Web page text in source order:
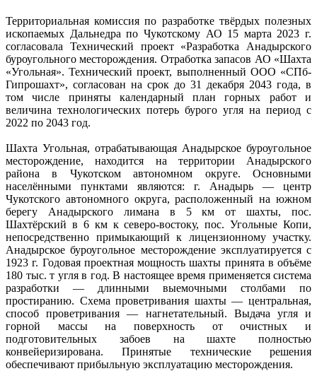
Территориальная комиссия по разработке твёрдых полезных
ископаемых Дальнедра по Чукотскому АО 15 марта 2023 г.
согласовала Технический проект «Разработка Анадырского
буроугольного месторождения. Отработка запасов АО «Шахта
«Угольная». Технический проект, выполненный ООО «СПб-
Гипрошахт», согласован на срок до 31 декабря 2043 года, в
том числе приняты календарный план горных работ и
величина технологических потерь бурого угля на период с
2022 по 2043 год.
Шахта Угольная, отрабатывающая Анадырское буроугольное
месторождение, находится на территории Анадырского
района в Чукотском автономном округе. Основными
населёнными пунктами являются: г. Анадырь — центр
Чукотского автономного округа, расположенный на южном
берегу Анадырского лимана в 5 км от шахты, пос.
Шахтёрский в 6 км к северо-востоку, пос. Угольные Копи,
непосредственно примыкающий к лицензионному участку.
Анадырское буроугольное месторождение эксплуатируется с
1923 г. Годовая проектная мощность шахты принята в объёме
180 тыс. т угля в год. В настоящее время применяется система
разработки — длинными выемочными столбами по
простиранию. Схема проветривания шахты — центральная,
способ проветривания — нагнетательный. Выдача угля и
горной массы на поверхность от очистных и
подготовительных забоев на шахте полностью
конвейеризирована. Принятые технические решения
обеспечивают прибыльную эксплуатацию месторождения.